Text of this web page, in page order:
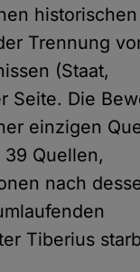
historischen
Trennung
(Staat,
Seite. Die
einzigen
Quellen,
nach
Tiberius